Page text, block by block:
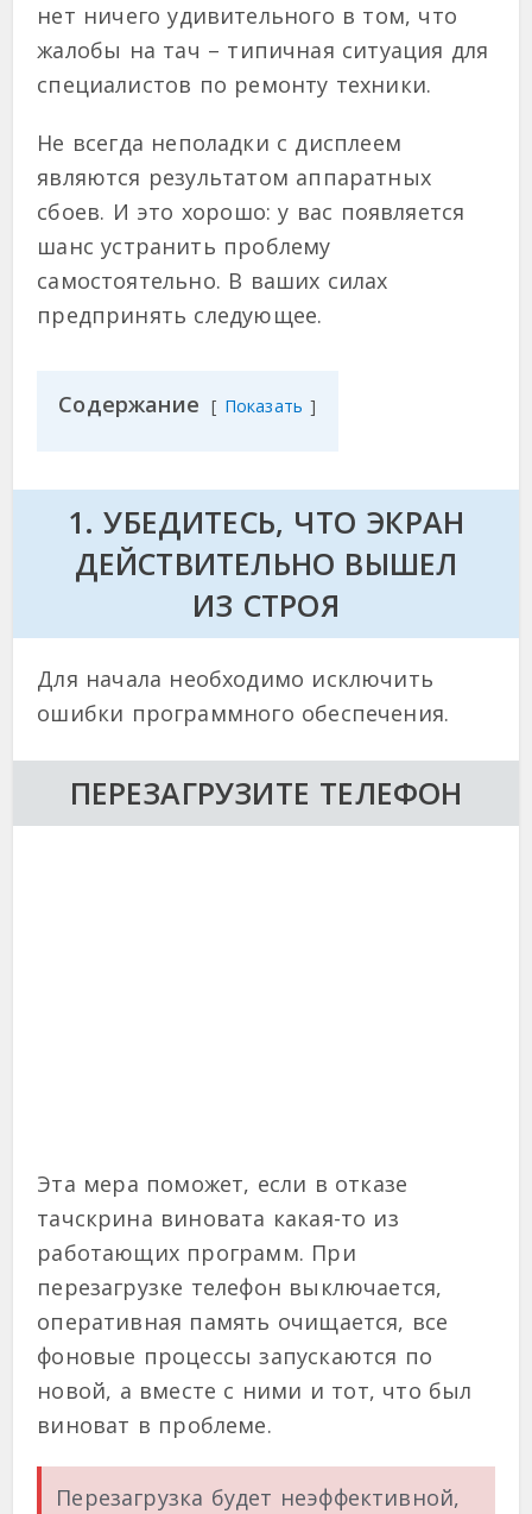
нет ничего удивительного в том, что
жалобы на тач – типичная ситуация для
специалистов по ремонту техники.
Не всегда неполадки с дисплеем
являются результатом аппаратных
сбоев. И это хорошо: у вас появляется
шанс устранить проблему
самостоятельно. В ваших силах
предпринять следующее.
Содержание Показать
1. УБЕДИТЕСЬ, ЧТО ЭКРАН
ДЕЙСТВИТЕЛЬНО ВЫШЕЛ
ИЗ СТРОЯ
Для начала необходимо исключить
ошибки программного обеспечения.
ПЕРЕЗАГРУЗИТЕ ТЕЛЕФОН
Эта мера поможет, если в отказе
тачскрина виновата какая-то из
работающих программ. При
перезагрузке телефон выключается,
оперативная память очищается, все
фоновые процессы запускаются по
новой, а вместе с ними и тот, что был
виноват в проблеме.
Перезагрузка будет неэффективной,